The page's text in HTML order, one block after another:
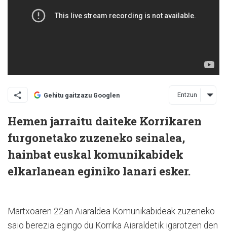
Gehitu gaitzazu Googlen Entzun
Hemen jarraitu daiteke Korrikaren
furgonetako zuzeneko seinalea,
hainbat euskal komunikabidek
elkarlanean eginiko lanari esker.
Martxoaren 22an Aiaraldea Komunikabideak zuzeneko
saio berezia egingo du Korrika Aiaraldetik igarotzen den